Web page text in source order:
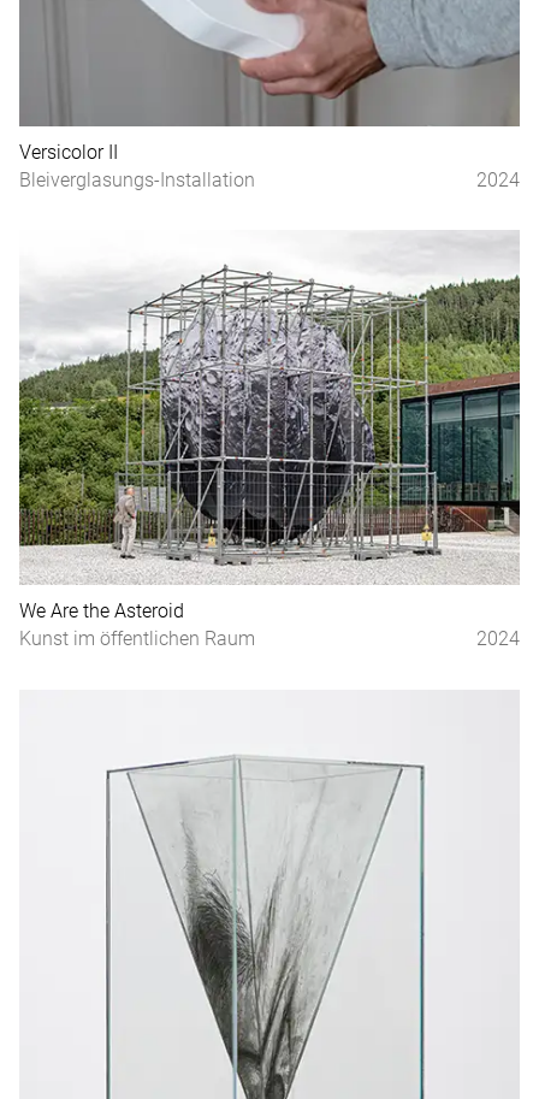
Versicolor II
Bleiverglasungs-Installation
2024
We Are the Asteroid
Kunst im öffentlichen Raum
2024